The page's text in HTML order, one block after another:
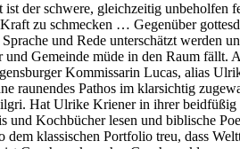
der schwere, gleichzeitig
zu schmecken … Gegenüber
und Rede unterschätzt werden
Gemeinde müde in den Raum
Kommissarin Lucas, alias
raunendes Pathos im klarsichtig
Hat Ulrike Kriener in ihrer
und Kochbücher lesen und biblische
klassischen Portfolio treu, dass